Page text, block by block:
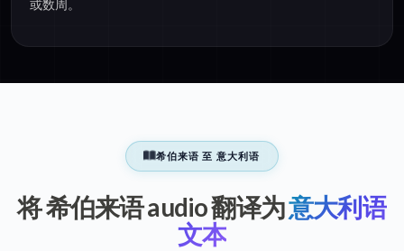
或数周。
希伯来语 至 意大利语
将 希伯来语 audio 翻译为意大利语
文本